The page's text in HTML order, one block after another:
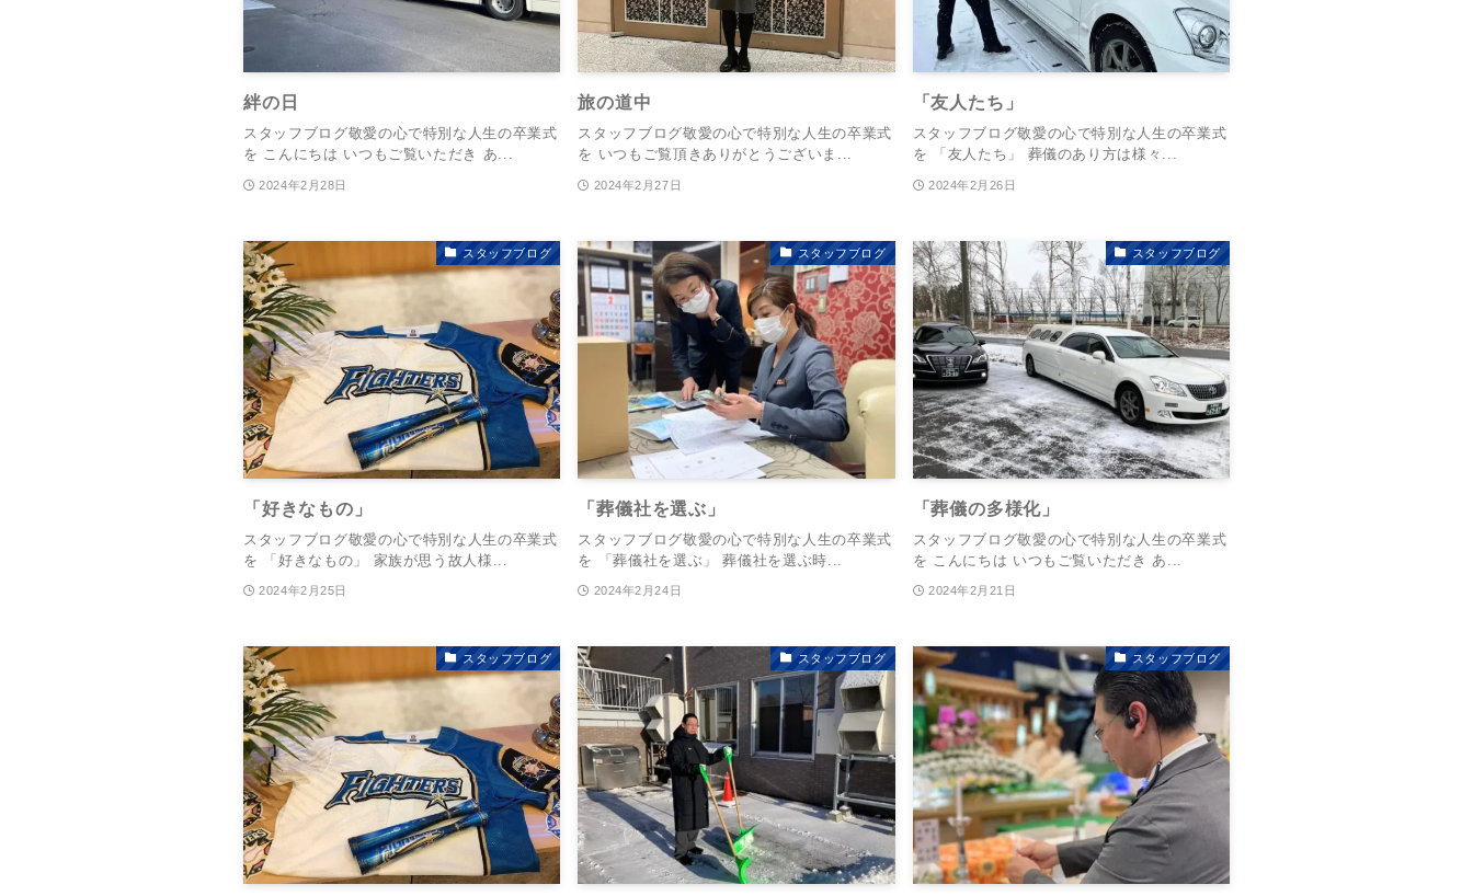
絆の日
スタッフブログ敬愛の心で特別な人生の卒業式
を こんにちは いつもご覧いただき あ...
2024年2月28日
旅の道中
スタッフブログ敬愛の心で特別な人生の卒業式
を いつもご覧頂きありがとうございま...
2024年2月27日
「友人たち」
スタッフブログ敬愛の心で特別な人生の卒業式
を 「友人たち」 葬儀のあり方は様々...
2024年2月26日
スタッフブログ
「好きなもの」
スタッフブログ敬愛の心で特別な人生の卒業式
を 「好きなもの」 家族が思う故人様...
2024年2月25日
スタッフブログ
「葬儀社を選ぶ」
スタッフブログ敬愛の心で特別な人生の卒業式
を 「葬儀社を選ぶ」 葬儀社を選ぶ時...
2024年2月24日
スタッフブログ
「葬儀の多様化」
スタッフブログ敬愛の心で特別な人生の卒業式
を こんにちは いつもご覧いただき あ...
2024年2月21日
スタッフブログ スタッフブログ スタッフブログ